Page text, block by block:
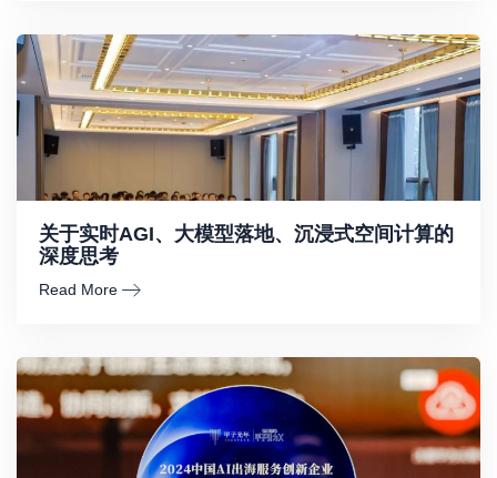
关于实时AGI、大模型落地、沉浸式空间计算的
深度思考
Read More